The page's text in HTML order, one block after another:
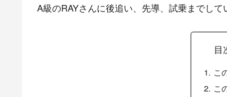
A級のRAYさんに後追い、先導、試乗までし
目
こ
こ